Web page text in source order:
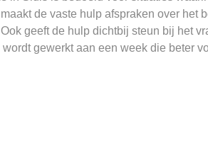
de vaste hulp afspraken over het
geeft de hulp dichtbij steun bij het
gewerkt aan een week die beter